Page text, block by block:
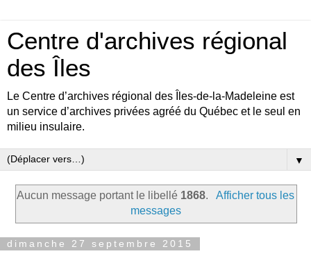
Centre d'archives régional
des Îles
Le Centre d’archives régional des Îles-de-la-Madeleine est
un service d’archives privées agréé du Québec et le seul en
milieu insulaire.
▼
Aucun message portant le libellé 1868.
Afficher tous les
messages
dimanche 27 septembre 2015